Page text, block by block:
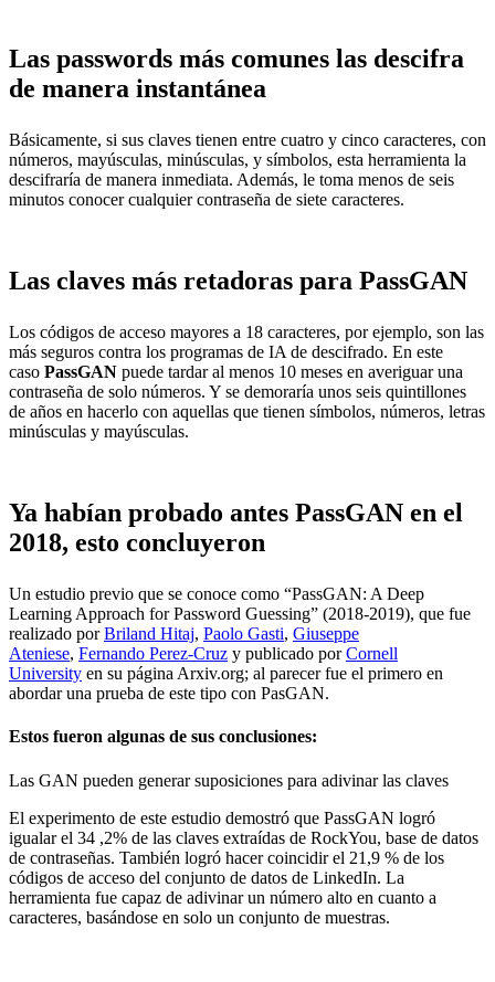
Las passwords más comunes las descifra
de manera instantánea
Básicamente, si sus claves tienen entre cuatro y cinco caracteres, con
números, mayúsculas, minúsculas, y símbolos, esta herramienta la
descifraría de manera inmediata. Además, le toma menos de seis
minutos conocer cualquier contraseña de siete caracteres.
Las claves más retadoras para PassGAN
Los códigos de acceso mayores a 18 caracteres, por ejemplo, son las
más seguros contra los programas de IA de descifrado. En este
caso PassGAN puede tardar al menos 10 meses en averiguar una
contraseña de solo números. Y se demoraría unos seis quintillones
de años en hacerlo con aquellas que tienen símbolos, números, letras
minúsculas y mayúsculas.
Ya habían probado antes PassGAN en el
2018, esto concluyeron
Un estudio previo que se conoce como “PassGAN: A Deep
Learning Approach for Password Guessing” (2018-2019), que fue
realizado porBriland Hitaj, Paolo Gasti, Giuseppe
Ateniese, Fernando Perez-Cruz y publicado porCornell
University en su página Arxiv.org; al parecer fue el primero en
abordar una prueba de este tipo con PasGAN.
Estos fueron algunas de sus conclusiones:
Las GAN pueden generar suposiciones para adivinar las claves
El experimento de este estudio demostró que PassGAN logró
igualar el 34 ,2% de las claves extraídas de RockYou, base de datos
de contraseñas. También logró hacer coincidir el 21,9 % de los
códigos de acceso del conjunto de datos de LinkedIn. La
herramienta fue capaz de adivinar un número alto en cuanto a
caracteres, basándose en solo un conjunto de muestras.